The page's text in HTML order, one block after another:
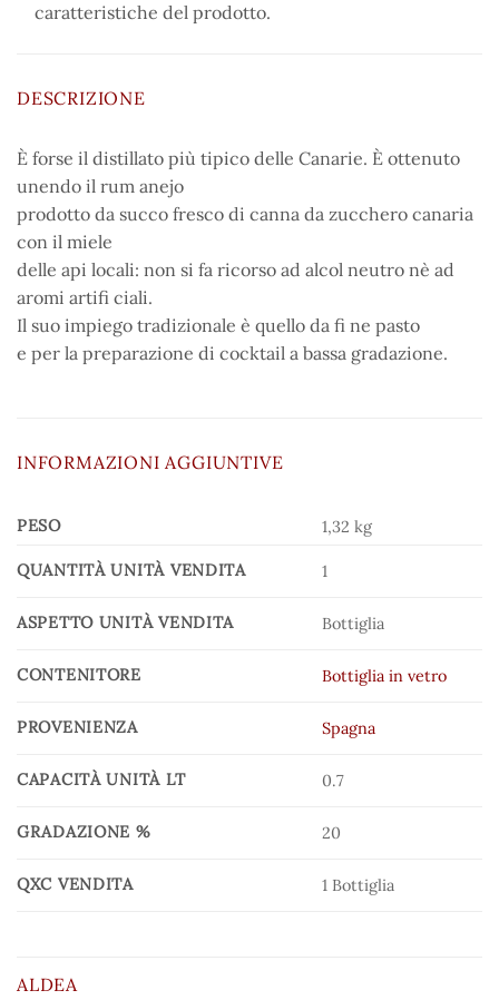
caratteristiche del prodotto.
DESCRIZIONE
È forse il distillato più tipico delle Canarie. È ottenuto
unendo il rum anejo
prodotto da succo fresco di canna da zucchero canaria
con il miele
delle api locali: non si fa ricorso ad alcol neutro nè ad
aromi artifi ciali.
Il suo impiego tradizionale è quello da fi ne pasto
e per la preparazione di cocktail a bassa gradazione.
INFORMAZIONI AGGIUNTIVE
PESO 1,32 kg
QUANTITÀ UNITÀ VENDITA 1
ASPETTO UNITÀ VENDITA Bottiglia
CONTENITORE Bottiglia in vetro
PROVENIENZA Spagna
CAPACITÀ UNITÀ LT 0.7
GRADAZIONE % 20
QXC VENDITA 1 Bottiglia
ALDEA